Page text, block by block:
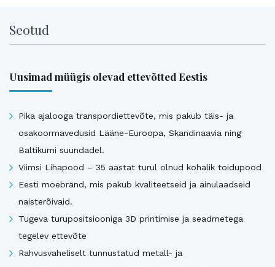
Seotud
Uusimad müügis olevad ettevõtted Eestis
Pika ajalooga transpordiettevõte, mis pakub täis- ja
osakoormavedusid Lääne-Euroopa, Skandinaavia ning
Baltikumi suundadel.
Viimsi Lihapood – 35 aastat turul olnud kohalik toidupood
Eesti moebränd, mis pakub kvaliteetseid ja ainulaadseid
naisterõivaid.
Tugeva turupositsiooniga 3D printimise ja seadmetega
tegelev ettevõte
Rahvusvaheliselt tunnustatud metall- ja